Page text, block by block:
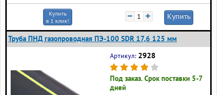
Купить
в 1 клик!
− + Купить
Труба ПНД газопроводная ПЭ-100 SDR 17,6 125 мм
Артикул: 2928
Под заказ. Срок поставки 5-7
дней